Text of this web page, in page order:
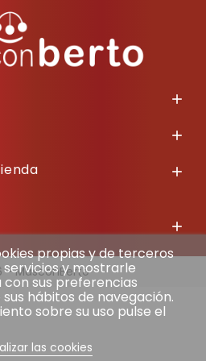
propias y de terceros
y mostrarle
sus preferencias
hábitos de navegación.
sobre su uso pulse el
las cookies




- MasconBerto